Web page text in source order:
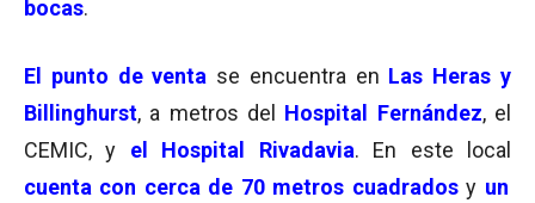
bocas.
El punto de venta se encuentra en Las Heras y
Billinghurst, a metros del Hospital Fernández, el
CEMIC, y el Hospital Rivadavia. En este local
cuenta con cerca de 70 metros cuadrados y un